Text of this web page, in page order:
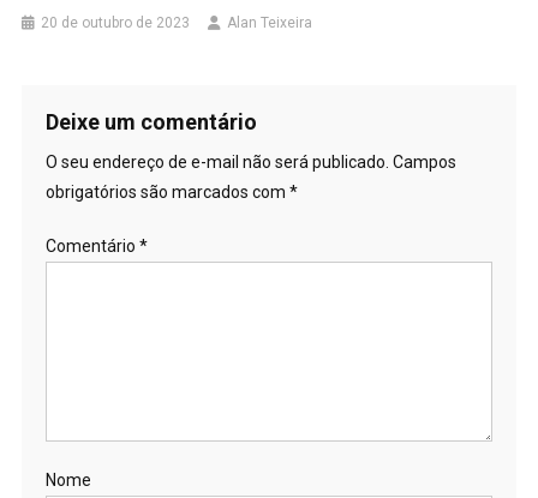
20 de outubro de 2023 Alan Teixeira
Deixe um comentário
O seu endereço de e-mail não será publicado. Campos
obrigatórios são marcados com *
Comentário *
Nome